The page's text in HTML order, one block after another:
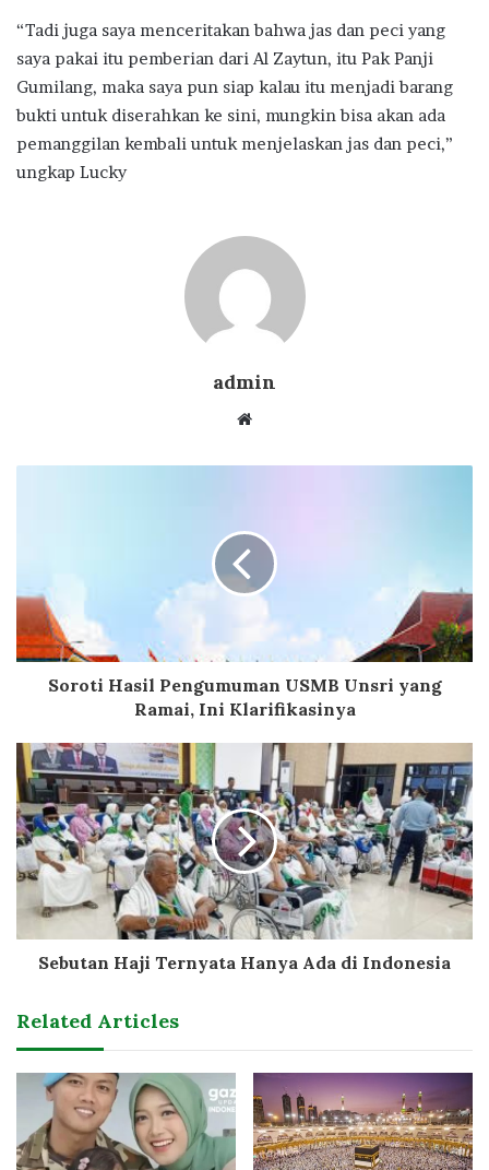
“Tadi juga saya menceritakan bahwa jas dan peci yang
saya pakai itu pemberian dari Al Zaytun, itu Pak Panji
Gumilang, maka saya pun siap kalau itu menjadi barang
bukti untuk diserahkan ke sini, mungkin bisa akan ada
pemanggilan kembali untuk menjelaskan jas dan peci,”
ungkap Lucky
admin
Website
Soroti Hasil Pengumuman USMB Unsri yang
Ramai, Ini Klarifikasinya
Sebutan Haji Ternyata Hanya Ada di Indonesia
Related Articles